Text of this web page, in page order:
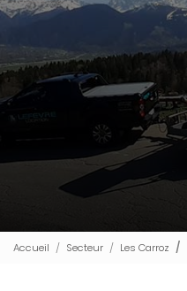
Accueil Secteur Les Carroz